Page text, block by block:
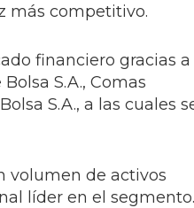
más competitivo.
financiero gracias a
S.A., Comas
S.A., a las cuales
volumen de activos
líder en el segmento.